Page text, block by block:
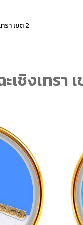
รา เขต 2
ชิงเทรา